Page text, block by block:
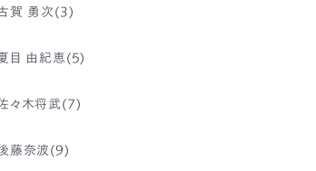
賀 勇次(3)
目 由紀恵(5)
々木将武(7)
藤奈波(9)